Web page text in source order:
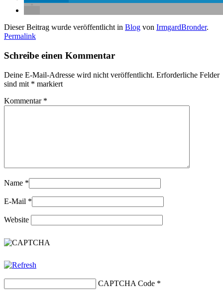
Dieser Beitrag wurde veröffentlicht in Blog von IrmgardBronder.
Permalink
Schreibe einen Kommentar
Deine E-Mail-Adresse wird nicht veröffentlicht. Erforderliche Felder
sind mit * markiert
Kommentar *
Name *
E-Mail *
Website
CAPTCHA Code *